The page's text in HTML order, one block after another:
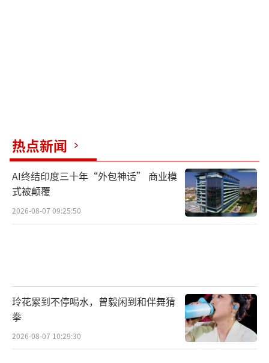
能涉及公共健康风险，也触及道德伦理问题。
在众多安全健康的食品选择面前，应避免涉足
潜在风险领域。
（责任编辑：卢其龙 CN070）
热点新闻
AI终结印度三十年“外包神话” 商业模
式被颠覆
2026-08-07 09:25:50
玲花累到不停喝水，曾毅闲到和伴舞猜
拳
2026-08-07 10:29:30